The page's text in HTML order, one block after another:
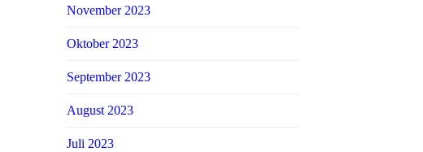
November 2023
Oktober 2023
September 2023
August 2023
Juli 2023